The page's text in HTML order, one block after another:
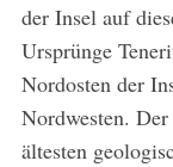
der Insel auf
Ursprünge
Nordosten der
Nordwesten.
ältesten